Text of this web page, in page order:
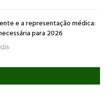
e a representação médica:
para 2026